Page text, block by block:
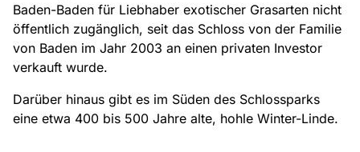
Baden-Baden für Liebhaber exotischer Grasarten nicht
öffentlich zugänglich, seit das Schloss von der Familie
von Baden im Jahr 2003 an einen privaten Investor
verkauft wurde.
Darüber hinaus gibt es im Süden des Schlossparks
eine etwa 400 bis 500 Jahre alte, hohle Winter-Linde.